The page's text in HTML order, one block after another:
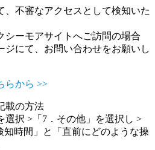
、不審なアクセスとして検知いた
シーモアサイトへご訪問の場合
ジにて、お問い合わせをお願いし
らから >>
載の方法
選択 >「7．その他」を選択し >
知時間」と「直前にどのような操